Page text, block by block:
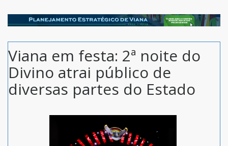
ES
Viana em festa: 2ª noite do
Divino atrai público de
diversas partes do Estado